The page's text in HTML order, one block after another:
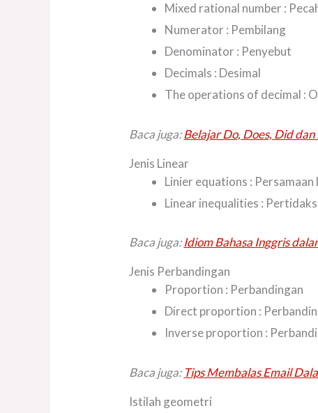
Mixed rational number :
Numerator : Pembilang
Denominator : Penyebut
Decimals : Desimal
The operations of decimal :
Baca juga:Belajar Do, Does, Did dan
Jenis Linear
Linier equations : Persamaan
Linear inequalities :
Baca juga:Idiom Bahasa Inggris
Jenis Perbandingan
Proportion : Perbandingan
Direct proportion :
Inverse proportion :
Baca juga: Tips Membalas Email
Istilah geometri